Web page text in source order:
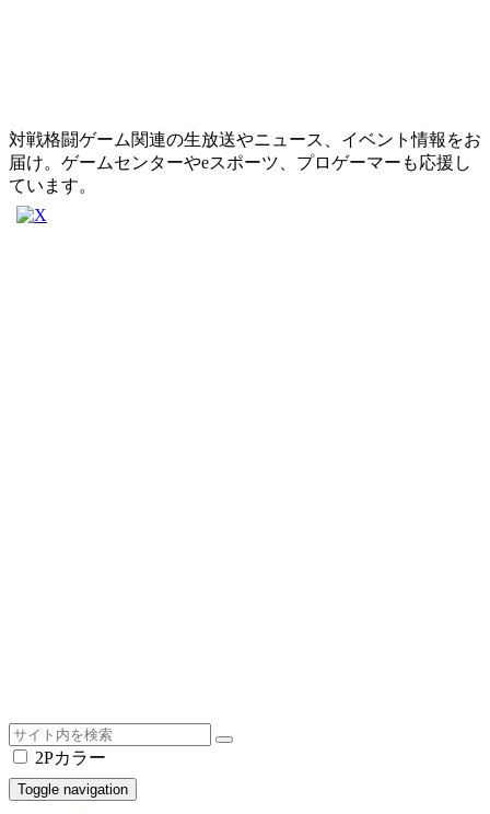
対戦格闘ゲーム関連の生放送やニュース、イベント情報をお
届け。ゲームセンターやeスポーツ、プロゲーマーも応援し
ています。
2Pカラー
Toggle navigation